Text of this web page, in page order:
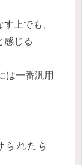
上でも、
感じる
は一番汎用
れたら